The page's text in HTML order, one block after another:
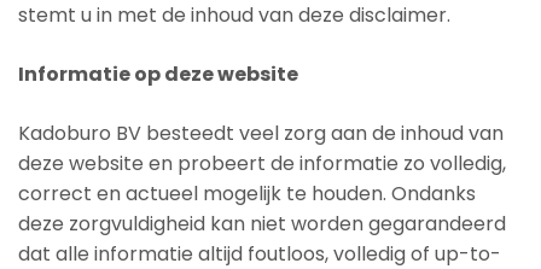
stemt u in met de inhoud van deze disclaimer.
Informatie op deze website
Kadoburo BV besteedt veel zorg aan de inhoud van
deze website en probeert de informatie zo volledig,
correct en actueel mogelijk te houden. Ondanks
deze zorgvuldigheid kan niet worden gegarandeerd
dat alle informatie altijd foutloos, volledig of up-to-